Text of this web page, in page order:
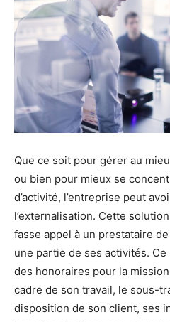
Que ce soit pour gérer au
ou bien pour mieux se
d’activité, l’entreprise peut
l’externalisation. Cette
fasse appel à un prestataire
une partie de ses activités.
des honoraires pour la
cadre de son travail, le sous-
disposition de son client, ses